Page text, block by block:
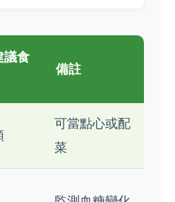
議食
備註
可當點心或配
菜